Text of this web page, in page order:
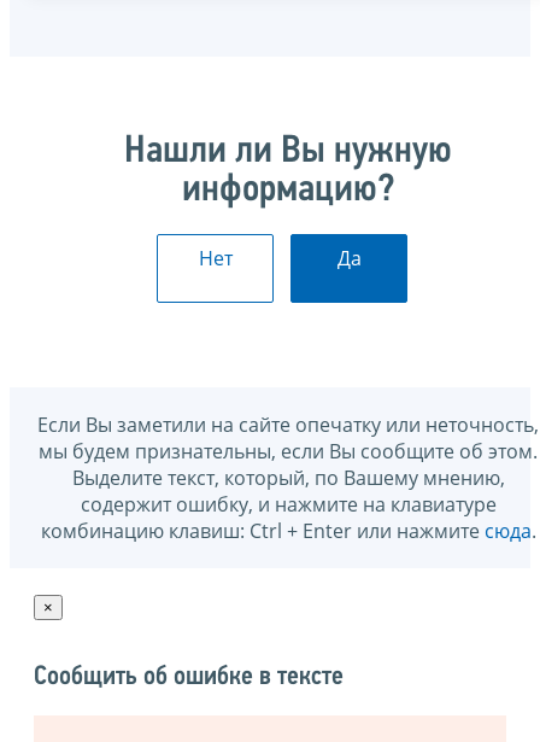
Нашли ли Вы нужную
информацию?
Нет Да
Если Вы заметили на сайте опечатку или неточность,
мы будем признательны, если Вы сообщите об этом.
Выделите текст, который, по Вашему мнению,
содержит ошибку, и нажмите на клавиатуре
комбинацию клавиш: Ctrl + Enter или нажмите сюда.
×
Сообщить об ошибке в тексте